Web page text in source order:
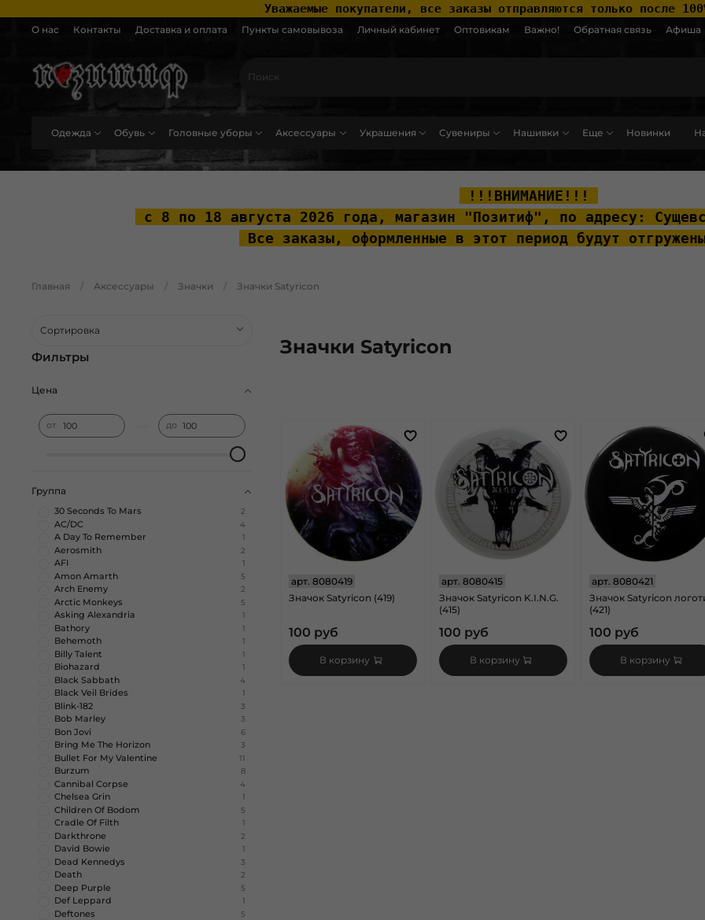
Уважаемые покупатели, все заказы отправляются только после
О нас Контакты Доставка и оплата Пункты самовывоза Личный кабинет Оптовикам Важно! Обратная связь Афиша
Одежда Обувь Головные уборы Аксессуары Украшения Сувениры Нашивки Еще Новинки
!!!ВНИМАНИЕ!!!
с 8 по 18 августа 2026 года, магазин "Позитиф", по адресу:
Все заказы, оформленные в этот период будут
Главная Аксессуары Значки Значки Satyricon
Значки Satyricon
арт. 8080419
Значок Satyricon (419)
100 руб
В корзину
арт. 8080415
Значок Satyricon K.I.N.G.
(415)
100 руб
В корзину
арт. 8080421
Значок Satyricon
(421)
100 руб
В корзину
Фильтры
Цена
от до
Группа
30 Seconds To Mars 2
AC/DC 4
A Day To Remember 1
Aerosmith 2
AFI 1
Amon Amarth 5
Arch Enemy 2
Arctic Monkeys 5
Asking Alexandria 1
Bathory 1
Behemoth 1
Billy Talent 1
Biohazard 1
Black Sabbath 4
Black Veil Brides 1
Blink-182 3
Bob Marley 3
Bon Jovi 6
Bring Me The Horizon 3
Bullet For My Valentine 11
Burzum 8
Cannibal Corpse 4
Chelsea Grin 1
Children Of Bodom 5
Cradle Of Filth 1
Darkthrone 2
David Bowie 1
Dead Kennedys 3
Death 2
Deep Purple 5
Def Leppard 1
Deftones 5